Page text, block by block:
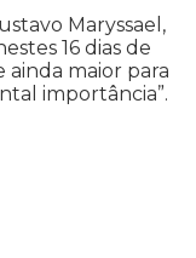
Maryssael,
16 dias de
maior para
importância”.